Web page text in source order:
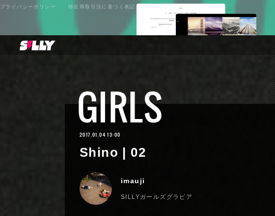
GIRLS
2017.01.04 13:00
Shino | 02
imauji
SILLYガールズグラビア
プライバシーポリシー 特定商取引法に基づく表記